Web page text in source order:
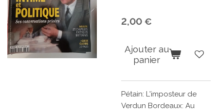
2,00 €
Ajouter au
panier
Pétain: L'imposteur de
Verdun Bordeaux: Au